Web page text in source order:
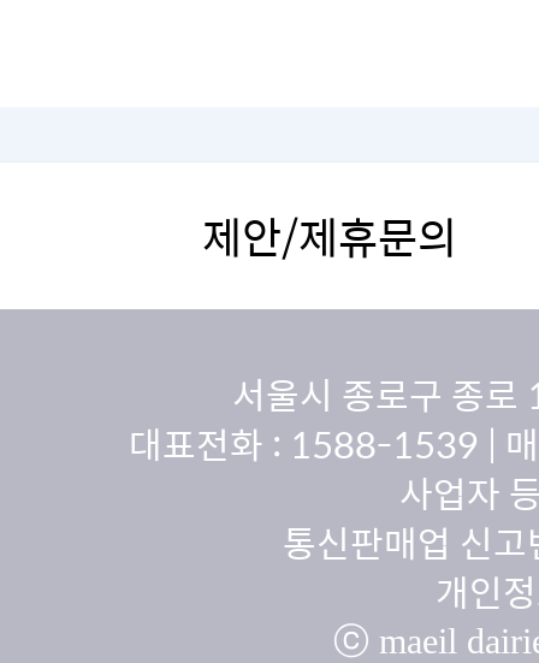
제안/제휴문의
서울시 종로구 종
대표전화 : 1588-1539 |
사업자
통신판매업 신
개인
ⓒ maeil